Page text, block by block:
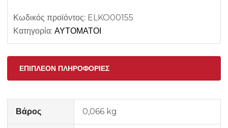
Κωδικός προϊόντος: ELKO00155
Κατηγορία: ΑΥΤΟΜΑΤΟΙ
ΕΠΙΠΛΈΟΝ ΠΛΗΡΟΦΟΡΊΕΣ
Βάρος 0,066 kg